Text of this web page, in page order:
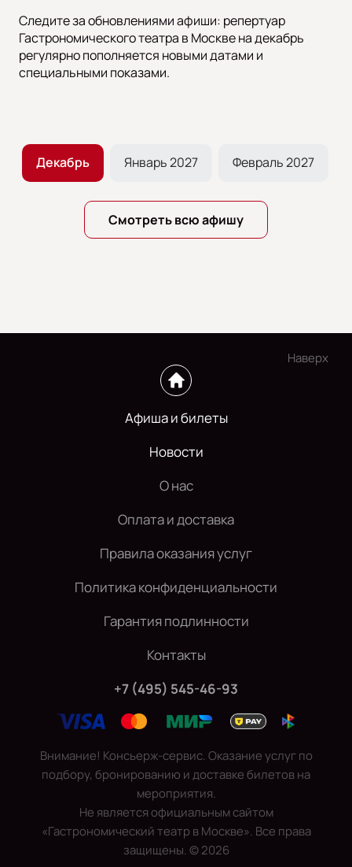
Следите за обновлениями афиши: репертуар
Гастрономического театра в Москве на декабрь
регулярно пополняется новыми датами и
специальными показами.
Декабрь Январь 2027 Февраль 2027
Смотреть всю афишу
Наверх
Афиша и билеты
Новости
О нас
Оплата и доставка
Правила оказания услуг
Политика конфиденциальности
Гарантия подлинности
Контакты
+7 (495) 545-46-93
Внимание! Консьерж-сервис. Оказание услуг по
подбору, бронированию и доставке билетов на
мероприятия.
Не является официальным сайтом
«Гастрономический театр в Москве». Все права
защищены.©2026